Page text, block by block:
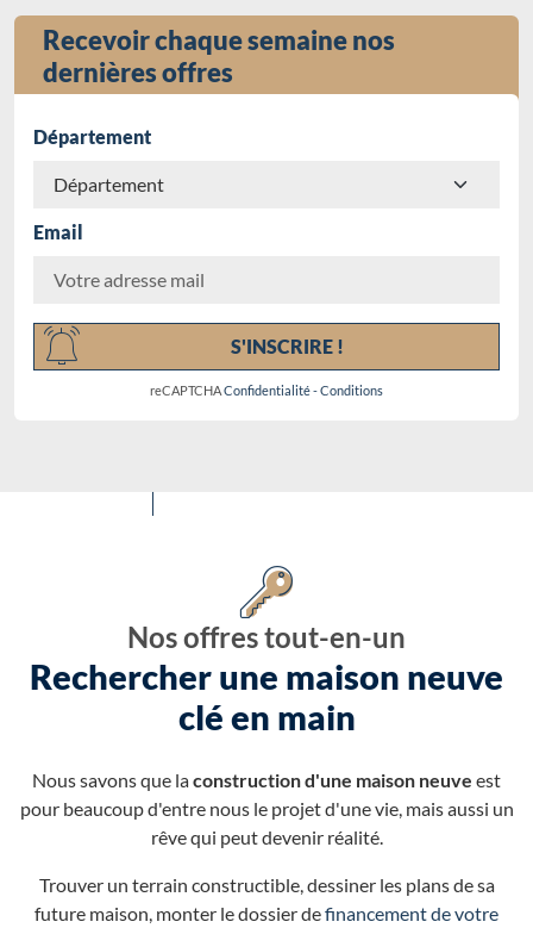
Recevoir chaque semaine nos
dernières offres
Département
Email
S'INSCRIRE !
reCAPTCHAConfidentialité-Conditions
Nos offres tout-en-un
Rechercher une maison neuve
clé en main
Nous savons que laconstruction d'une maison neuve est
pour beaucoup d'entre nous le projet d'une vie, mais aussi un
rêve qui peut devenir réalité.
Trouver un terrain constructible, dessiner les plans de sa
future maison, monter le dossier definancement de votre